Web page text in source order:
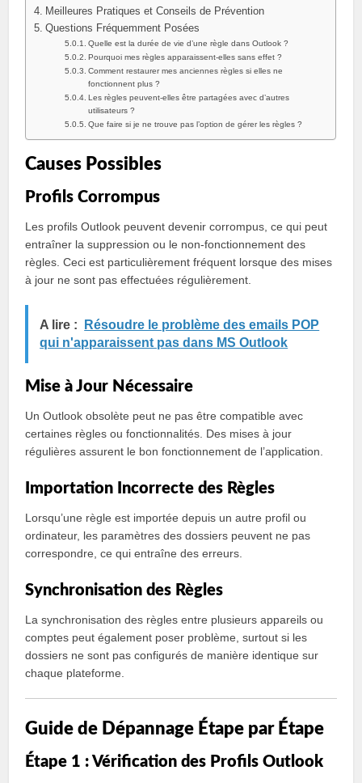
Meilleures Pratiques et Conseils de Prévention
Questions Fréquemment Posées
Quelle est la durée de vie d’une règle dans Outlook ?
Pourquoi mes règles apparaissent-elles sans effet ?
Comment restaurer mes anciennes règles si elles ne
fonctionnent plus ?
Les règles peuvent-elles être partagées avec d’autres
utilisateurs ?
Que faire si je ne trouve pas l’option de gérer les règles ?
Causes Possibles
Profils Corrompus
Les profils Outlook peuvent devenir corrompus, ce qui peut
entraîner la suppression ou le non-fonctionnement des
règles. Ceci est particulièrement fréquent lorsque des mises
à jour ne sont pas effectuées régulièrement.
A lire :
Résoudre le problème des emails POP
qui n'apparaissent pas dans MS Outlook
Mise à Jour Nécessaire
Un Outlook obsolète peut ne pas être compatible avec
certaines règles ou fonctionnalités. Des mises à jour
régulières assurent le bon fonctionnement de l’application.
Importation Incorrecte des Règles
Lorsqu’une règle est importée depuis un autre profil ou
ordinateur, les paramètres des dossiers peuvent ne pas
correspondre, ce qui entraîne des erreurs.
Synchronisation des Règles
La synchronisation des règles entre plusieurs appareils ou
comptes peut également poser problème, surtout si les
dossiers ne sont pas configurés de manière identique sur
chaque plateforme.
Guide de Dépannage Étape par Étape
Étape 1 : Vérification des Profils Outlook